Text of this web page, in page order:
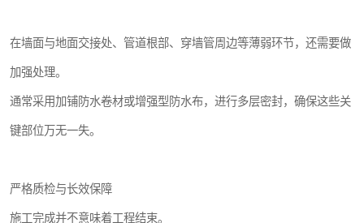
在墙面与地面交接处、管道根部、穿墙管周边等薄弱环节，还需要做
加强处理。
通常采用加铺防水卷材或增强型防水布，进行多层密封，确保这些关
键部位万无一失。
严格质检与长效保障
施工完成并不意味着工程结束。